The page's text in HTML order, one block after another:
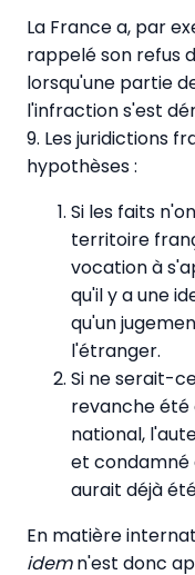
La France a, par
rappelé son refus
lorsqu'une partie
l'infraction s'est
9. Les juridictions
hypothèses :
Si les faits
territoire
vocation à
qu'il y a une
qu'un
l'étranger.
Si ne serait-
revanche
national,
et condamné
aurait déjà
En matière
idemn'est donc